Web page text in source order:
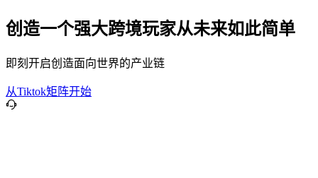
创造一个强大跨境玩家从未来如此简单
即刻开启创造面向世界的产业链
从Tiktok矩阵开始